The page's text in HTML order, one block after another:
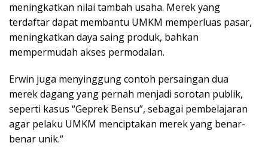
meningkatkan nilai tambah usaha. Merek yang
terdaftar dapat membantu UMKM memperluas pasar,
meningkatkan daya saing produk, bahkan
mempermudah akses permodalan.
Erwin juga menyinggung contoh persaingan dua
merek dagang yang pernah menjadi sorotan publik,
seperti kasus “Geprek Bensu”, sebagai pembelajaran
agar pelaku UMKM menciptakan merek yang benar-
benar unik.“